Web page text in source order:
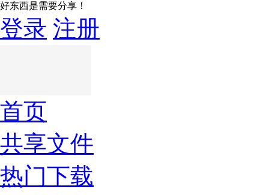
好东西是需要分享！
登录 注册
首页
共享文件
热门下载